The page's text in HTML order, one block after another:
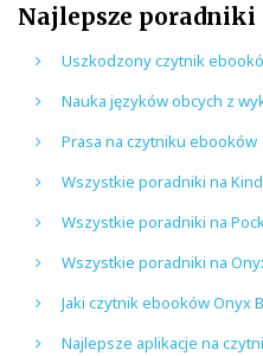
Najlepsze poradniki
Uszkodzony czytnik
Nauka języków obcych z
Prasa na czytniku ebooków
Wszystkie poradniki na
Wszystkie poradniki na
Wszystkie poradniki na
Jaki czytnik ebooków Onyx
Najlepsze aplikacje na